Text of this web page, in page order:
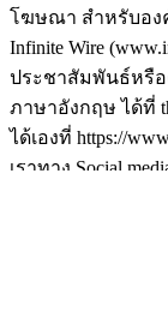
โฆษณา สำหรับอง
Infinite Wire
ประชาสัมพันธ์หรื
ภาษาอังกฤษ ได้ที่
ได้เองที่ https://
เราทาง Social